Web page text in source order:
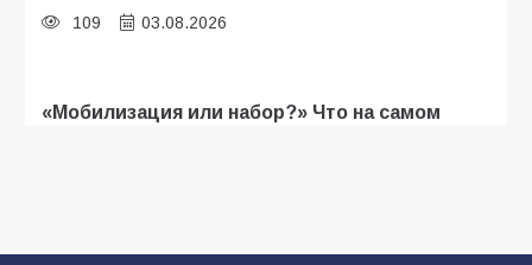
109 03.08.2026
«Мобилизация или набор?» Что на самом